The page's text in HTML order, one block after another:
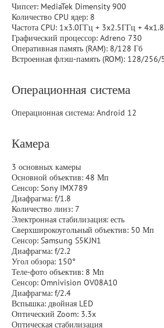
Чипсет: MediaTek Dimensity 900
Количество CPU ядер: 8
Частота CPU: 1x3.0ГГц + 3x2.5ГГц +
Графический процессор: Adreno 730
Оперативная память (RAM): 8/128 Гб
Встроенная флэш-память (ROM): 128/
Операционная система
Операционная система: Android 12
Камера
3 основных камеры
Основной объектив: 48 Мп
Сенсор: Sony IMX789
Диафрагма: f/1.8
Количество линз: 7
Электронная стабилизация: есть
Сверхширокоугольный объектив: 50 Мп
Сенсор: Samsung S5KJN1
Диафрагма: f/2.2
Угол обзора: 150°
Теле-фото объектив: 8 Мп
Сенсор: Omnivision OV08A10
Диафрагма: f/2.4
Вспышка: двойная LED
Оптический Zoom: 3.3x
Оптическая стабилизация